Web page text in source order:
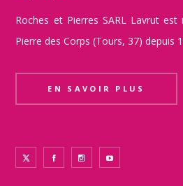
Roches et Pierres SARL Lavrut
Pierre des Corps (Tours, 37) depuis
EN SAVOIR PLUS